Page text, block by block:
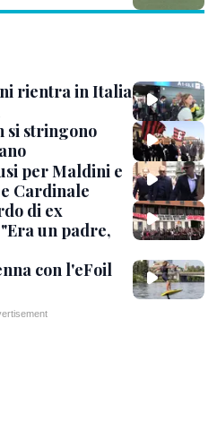
rientra in Italia
si stringono
per Maldini e
Cardinale
di ex
un padre,
con l'eFoil